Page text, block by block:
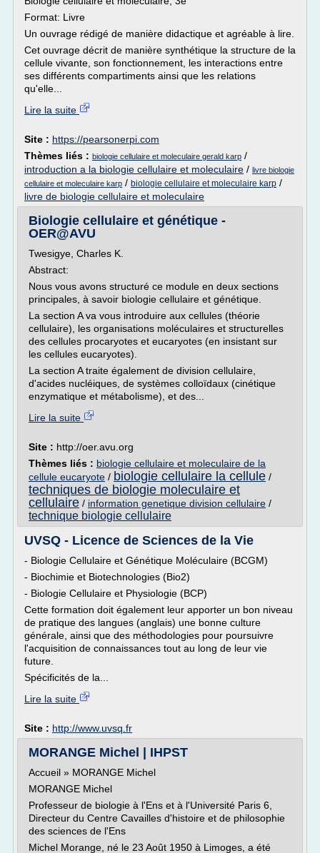
Format: Livre
Un ouvrage rédigé de manière didactique et agréable à lire.
Cet ouvrage décrit de manière synthétique la structure de la
cellule vivante, son fonctionnement, les interactions entre
ses différents compartiments ainsi que les relations
qu'elle...
Lire la suite
Site : https://pearsonerpi.com
Thèmes liés : biologie cellulaire et moleculaire gerald karp /
introduction a la biologie cellulaire et moleculaire / livre biologie
cellulaire et moleculaire karp / biologie cellulaire et moleculaire karp /
livre de biologie cellulaire et moleculaire
Biologie cellulaire et génétique -
OER@AVU
Twesigye, Charles K.
Abstract:
Nous vous avons structuré ce module en deux sections
principales, à savoir biologie cellulaire et génétique.
La section A va vous introduire aux cellules (théorie
cellulaire), les organisations moléculaires et structurelles
des cellules procaryotes et eucaryotes (en insistant sur
les cellules eucaryotes).
La section A traite également de division cellulaire,
d'acides nucléiques, de systèmes colloïdaux (cinétique
enzymatique et métabolisme), et des...
Lire la suite
Site : http://oer.avu.org
Thèmes liés : biologie cellulaire et moleculaire de la
cellule eucaryote / biologie cellulaire la cellule /
techniques de biologie moleculaire et
cellulaire / information genetique division cellulaire /
technique biologie cellulaire
UVSQ - Licence de Sciences de la Vie
- Biologie Cellulaire et Génétique Moléculaire (BCGM)
- Biochimie et Biotechnologies (Bio2)
- Biologie Cellulaire et Physiologie (BCP)
Cette formation doit également leur apporter un bon niveau
de pratique des langues (anglais) une bonne culture
générale, ainsi que des méthodologies pour poursuivre
l'acquisition de connaissances tout au long de leur vie
future.
Spécificités de la...
Lire la suite
Site : http://www.uvsq.fr
MORANGE Michel | IHPST
Accueil » MORANGE Michel
MORANGE Michel
Professeur de biologie à l'Ens et à l'Université Paris 6,
Directeur du Centre Cavailles d'histoire et de philosophie
des sciences de l'Ens
Michel Morange, né le 23 Août 1950 à Limoges, a été